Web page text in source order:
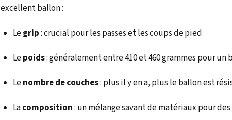
excellent ballon :
Legrip: crucial pour les passes et les coups de pied
Lepoids: généralement entre 410 et 460 grammes pour un
Lenombre de couches: plus il y en a, plus le ballon est
Lacomposition: un mélange savant de matériaux pour